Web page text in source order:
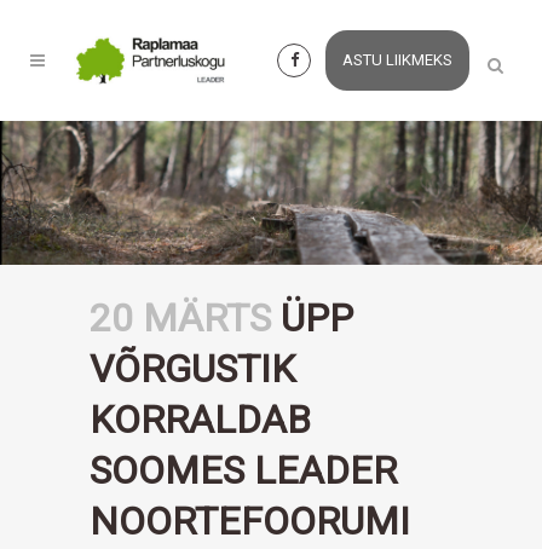
ASTU LIIKMEKS
20 MÄRTS ÜPP
VÕRGUSTIK
KORRALDAB
SOOMES LEADER
NOORTEFOORUMI